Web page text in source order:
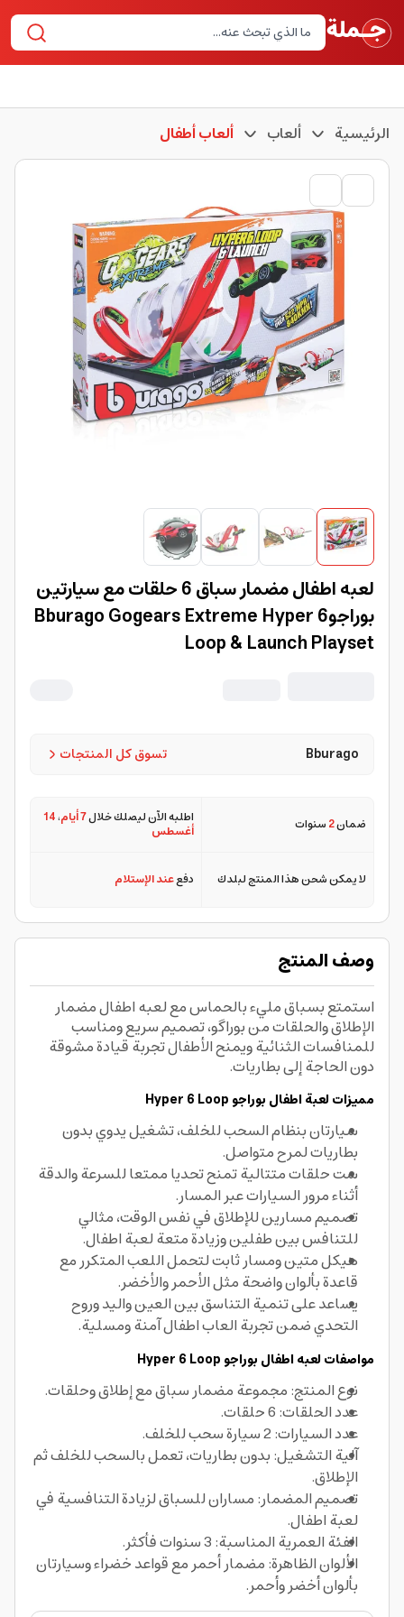
الرئيسية ألعاب ألعاب أطفال
لعبه اطفال مضمار سباق 6 حلقات مع سيارتين
بوراجوBburago Gogears Extreme Hyper 6
Loop & Launch Playset
تسوق كل المنتجات Bburago
ضمان2سنوات اطلبه الآن ليصلك خلال7 أيام ،14
أغسطس
لا يمكن شحن هذا المنتج لبلدك دفععند الإستلام
وصف المنتج
استمتع بسباق مليء بالحماس مع لعبه اطفال مضمار
الإطلاق والحلقات من بوراگو، تصميم سريع ومناسب
للمنافسات الثنائية ويمنح الأطفال تجربة قيادة مشوقة
دون الحاجة إلى بطاريات.
مميزات لعبة اطفال بوراجو
سيارتان بنظام السحب للخلف، تشغيل يدوي بدون
بطاريات لمرح متواصل.
ست حلقات متتالية تمنح تحديا ممتعا للسرعة والدقة
أثناء مرور السيارات عبر المسار.
تصميم مسارين للإطلاق في نفس الوقت، مثالي
للتنافس بين طفلين وزيادة متعة لعبة اطفال.
هيكل متين ومسار ثابت لتحمل اللعب المتكرر مع
قاعدة بألوان واضحة مثل الأحمر والأخضر.
يساعد على تنمية التناسق بين العين واليد وروح
التحدي ضمن تجربة العاب اطفال آمنة ومسلية.
مواصفات لعبه اطفال بوراجو
نوع المنتج: مجموعة مضمار سباق مع إطلاق وحلقات.
عدد الحلقات: 6 حلقات.
عدد السيارات: 2 سيارة سحب للخلف.
آلية التشغيل: بدون بطاريات، تعمل بالسحب للخلف ثم
الإطلاق.
تصميم المضمار: مساران للسباق لزيادة التنافسية في
لعبة اطفال.
الفئة العمرية المناسبة: 3 سنوات فأكثر.
الألوان الظاهرة: مضمار أحمر مع قواعد خضراء وسيارتان
بألوان أخضر وأحمر.